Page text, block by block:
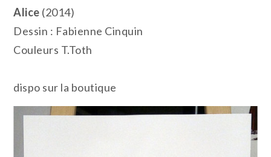
Alice (2014)
Dessin : Fabienne Cinquin
Couleurs T.Toth
dispo sur la boutique